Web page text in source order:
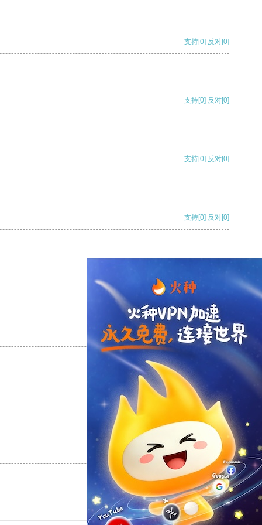
支持[0] 反对[0]
支持[0] 反对[0]
支持[0] 反对[0]
支持[0] 反对[0]
支持 [0] 反对[0]
支持[0] 反对
支持[0] 反对[0]